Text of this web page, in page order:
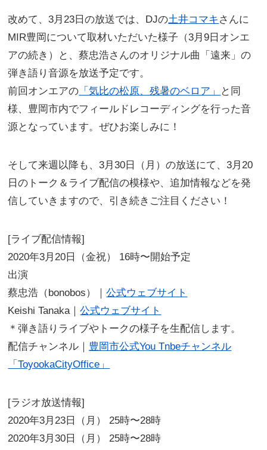
改めて、3月23日の放送では、DJの⼟井コマキ さんに
MIR豊岡について取材いただいた様⼦（3月9日オンエ
アの続き）と、蔡忠浩さんのオリジナル曲「遠来」の
弾き語り⾳源を放送予定です。
前回オンエアの 「気⽐の松原、残暑のベロア」
と同
様、豊岡市内でフィールドレコーディングを⾏った⾳
源となっています。ぜひお楽しみに！
そして来週以降も、3月30日（⽉）の放送にて、3月20
日のトーク＆ライブ配信の模様や、追加情報などを発
信していきますので、引き続きご注⽬ください！
[ライブ配信情報]
2020年3月20日（⾦祝） 16時〜開始予定
出演
蔡忠浩（bonobos）｜公式ウェブサイト
Keishi Tanaka｜公式ウェブサイト
＊弾き語りライブやトークの様⼦を⽣配信します。
配信チャンネル｜ 豊岡市公式You Tnbeチャンネル
「ToyookaCityOffice」
[ラジオ放送情報]
2020年3月23日（⽉） 25時〜28時
2020年3月30日（⽉） 25時〜28時